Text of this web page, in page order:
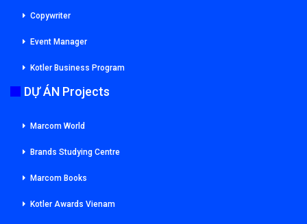
Copywriter
Event Manager
Kotler Business Program
DỰ ÁN Projects
Marcom World
Brands Studying Centre
Marcom Books
Kotler Awards Vienam